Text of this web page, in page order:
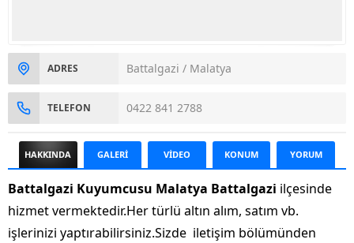
ADRES Battalgazi / Malatya
TELEFON 0422 841 2788
HAKKINDA GALERİ VİDEO KONUM YORUM
Battalgazi Kuyumcusu Malatya Battalgazi ilçesinde
hizmet vermektedir.Her türlü altın alım, satım vb.
işlerinizi yaptırabilirsiniz.Sizde iletişim bölümünden